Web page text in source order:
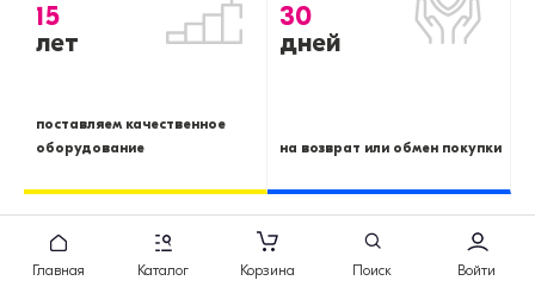
15
лет
поставляем качественное
оборудование
30
дней
на возврат или обмен покупки
Подборки товаров
Главная Каталог Корзина Поиск Войти